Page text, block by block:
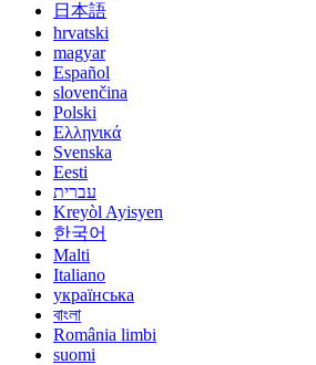
日本語
hrvatski
magyar
Español
slovenčina
Polski
Ελληνικά
Svenska
Eesti
עברית
Kreyòl Ayisyen
한국어
Malti
Italiano
українська
বাংলা
România limbi
suomi